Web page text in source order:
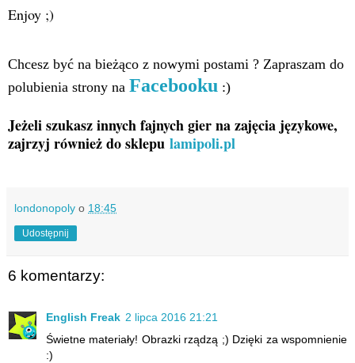
Enjoy ;)
Chcesz być na bieżąco z nowymi postami ? Zapraszam do
polubienia strony na Facebooku :)
Jeżeli szukasz innych fajnych gier na zajęcia językowe,
zajrzyj również do sklepu lamipoli.pl
londonopoly o 18:45
Udostępnij
6 komentarzy:
English Freak 2 lipca 2016 21:21
Świetne materiały! Obrazki rządzą ;) Dzięki za wspomnienie
:)